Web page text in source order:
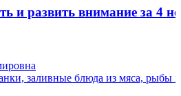
и развить внимание за 4